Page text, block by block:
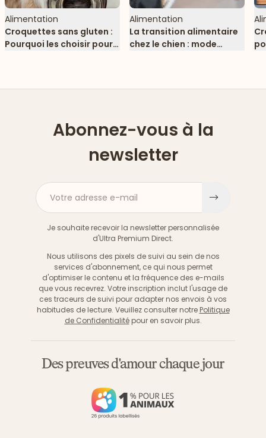
Alimentation
Croquettes sans gluten :
Pourquoi les choisir pour
Alimentation
La transition alimentaire
chez le chien : mode
Abonnez-vous à la
newsletter
Votre adresse e-mail
Je souhaite recevoir la newsletter personnalisée
d'Ultra Premium Direct.
Nous utilisons des pixels de suivi au sein de nos
services d'abonnement, ce qui nous permet
d'optimiser le contenu et la fréquence des e-mails
que vous recevrez. Votre inscription inclut l'usage de
ces traceurs de suivi pour adapter nos envois à vos
habitudes de lecture. Veuillez consulter notre Politique
de Confidentialitépour en savoir plus.
Des preuves d'amour chaque jour